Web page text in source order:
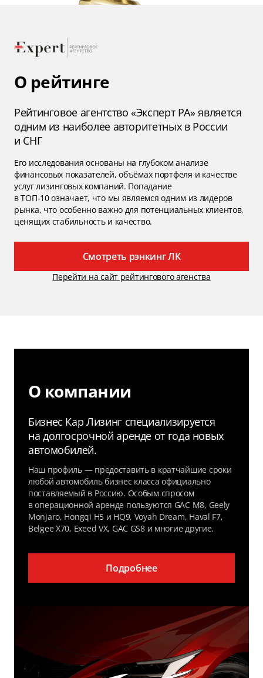
О рейтинге
Рейтинговое агентство «Эксперт РА» является
одним из наиболее авторитетных в России
и СНГ
Его исследования основаны на глубоком анализе
финансовых показателей, объёмах портфеля и качестве
услуг лизинговых компаний. Попадание
в ТОП-10 означает, что мы являемся одним из лидеров
рынка, что особенно важно для потенциальных клиентов,
ценящих стабильность и качество.
Смотреть рэнкинг ЛК
Перейти на сайт рейтингового агенства
О компании
Бизнес Кар Лизинг специализируется
на долгосрочной аренде от года новых
автомобилей.
Наш профиль — предоставить в кратчайшие сроки
любой автомобиль бизнес класса официально
поставляемый в Россию. Особым спросом
в операционной аренде пользуются GAC M8, Geely
Monjaro, Hongqi H5 и HQ9, Voyah Dream, Haval F7,
Belgee X70, Exeed VX, GAC GS8 и многие другие.
Подробнее